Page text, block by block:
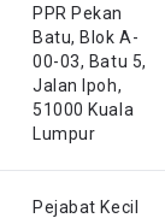
PPR Pekan
Batu, Blok A-
00-03, Batu 5,
Jalan Ipoh,
51000 Kuala
Lumpur
Pejabat Kecil